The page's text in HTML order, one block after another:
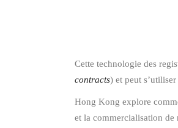
Cette technologie des
contracts) et peut
Hong Kong explore
et la commercialisation